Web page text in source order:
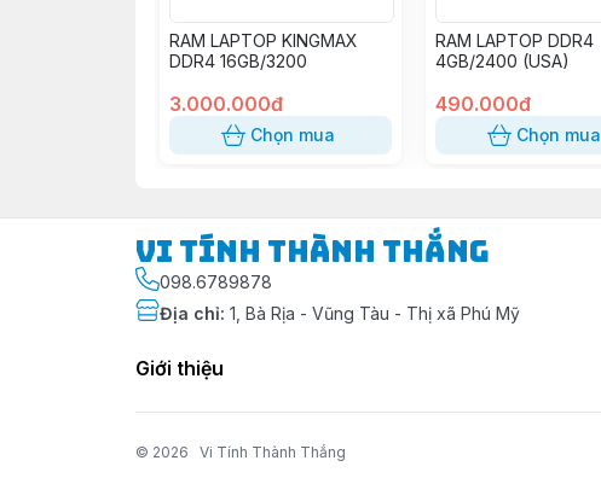
RAM LAPTOP KINGMAX
DDR4 16GB/3200
3.000.000đ
Chọn mua
RAM LAPTOP DDR4
4GB/2400 (USA)
490.000đ
Chọn mua
Vi Tính Thành Thắng
098.6789878
Địa chỉ: 1, Bà Rịa - Vũng Tàu - Thị xã Phú Mỹ
Giới thiệu
© 2026 Vi Tính Thành Thắng